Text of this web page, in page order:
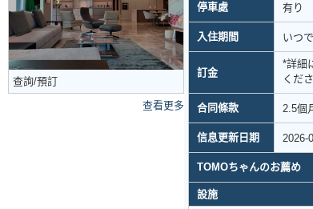
查詢/預訂
查看更多
停車處 有り
入住期間 いつ
訂金
*詳細
くだ
合同條款 2.5個
信息更新日期 2026-
TOMOちゃんのお薦め
設施